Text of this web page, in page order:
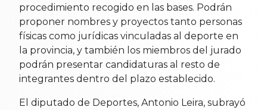
procedimiento recogido en las bases. Podrán
proponer nombres y proyectos tanto personas
físicas como jurídicas vinculadas al deporte en
la provincia, y también los miembros del jurado
podrán presentar candidaturas al resto de
integrantes dentro del plazo establecido.
El diputado de Deportes, Antonio Leira, subrayó